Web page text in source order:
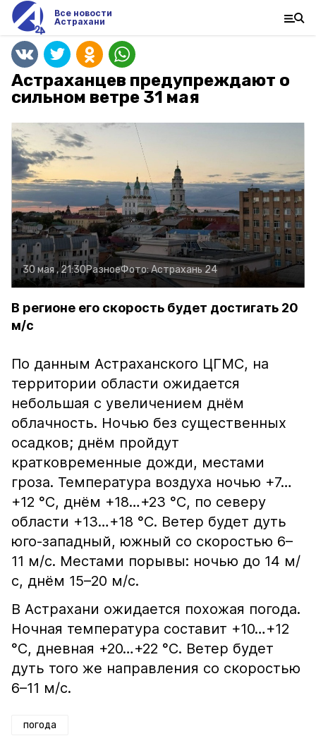
Все новости
Астрахани
Астраханцев предупреждают о
сильном ветре 31 мая
30 мая , 21:30РазноеФото:Астрахань 24
В регионе его скорость будет достигать 20
м/с
По данным Астраханского ЦГМС, на
территории области ожидается
небольшая с увеличением днём
облачность. Ночью без существенных
осадков; днём пройдут
кратковременные дожди, местами
гроза. Температура воздуха ночью +7…
+12 °С, днём +18…+23 °С, по северу
области +13…+18 °С. Ветер будет дуть
юго-западный, южный со скоростью 6–
11 м/с. Местами порывы: ночью до 14 м/
с, днём 15–20 м/с.
В Астрахани ожидается похожая погода.
Ночная температура составит +10…+12
°С, дневная +20…+22 °С. Ветер будет
дуть того же направления со скоростью
6–11 м/с.
погода